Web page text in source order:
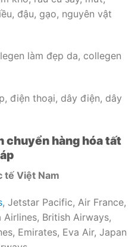
đậu, gạo, nguyên vật
làm đẹp da, collegen
điện thoại, dây điện, dây
chuyển hàng hóa tất
tế Việt Nam
, Jetstar Pacific, Air France,
British Airways,
Emirates, Eva Air, Japan